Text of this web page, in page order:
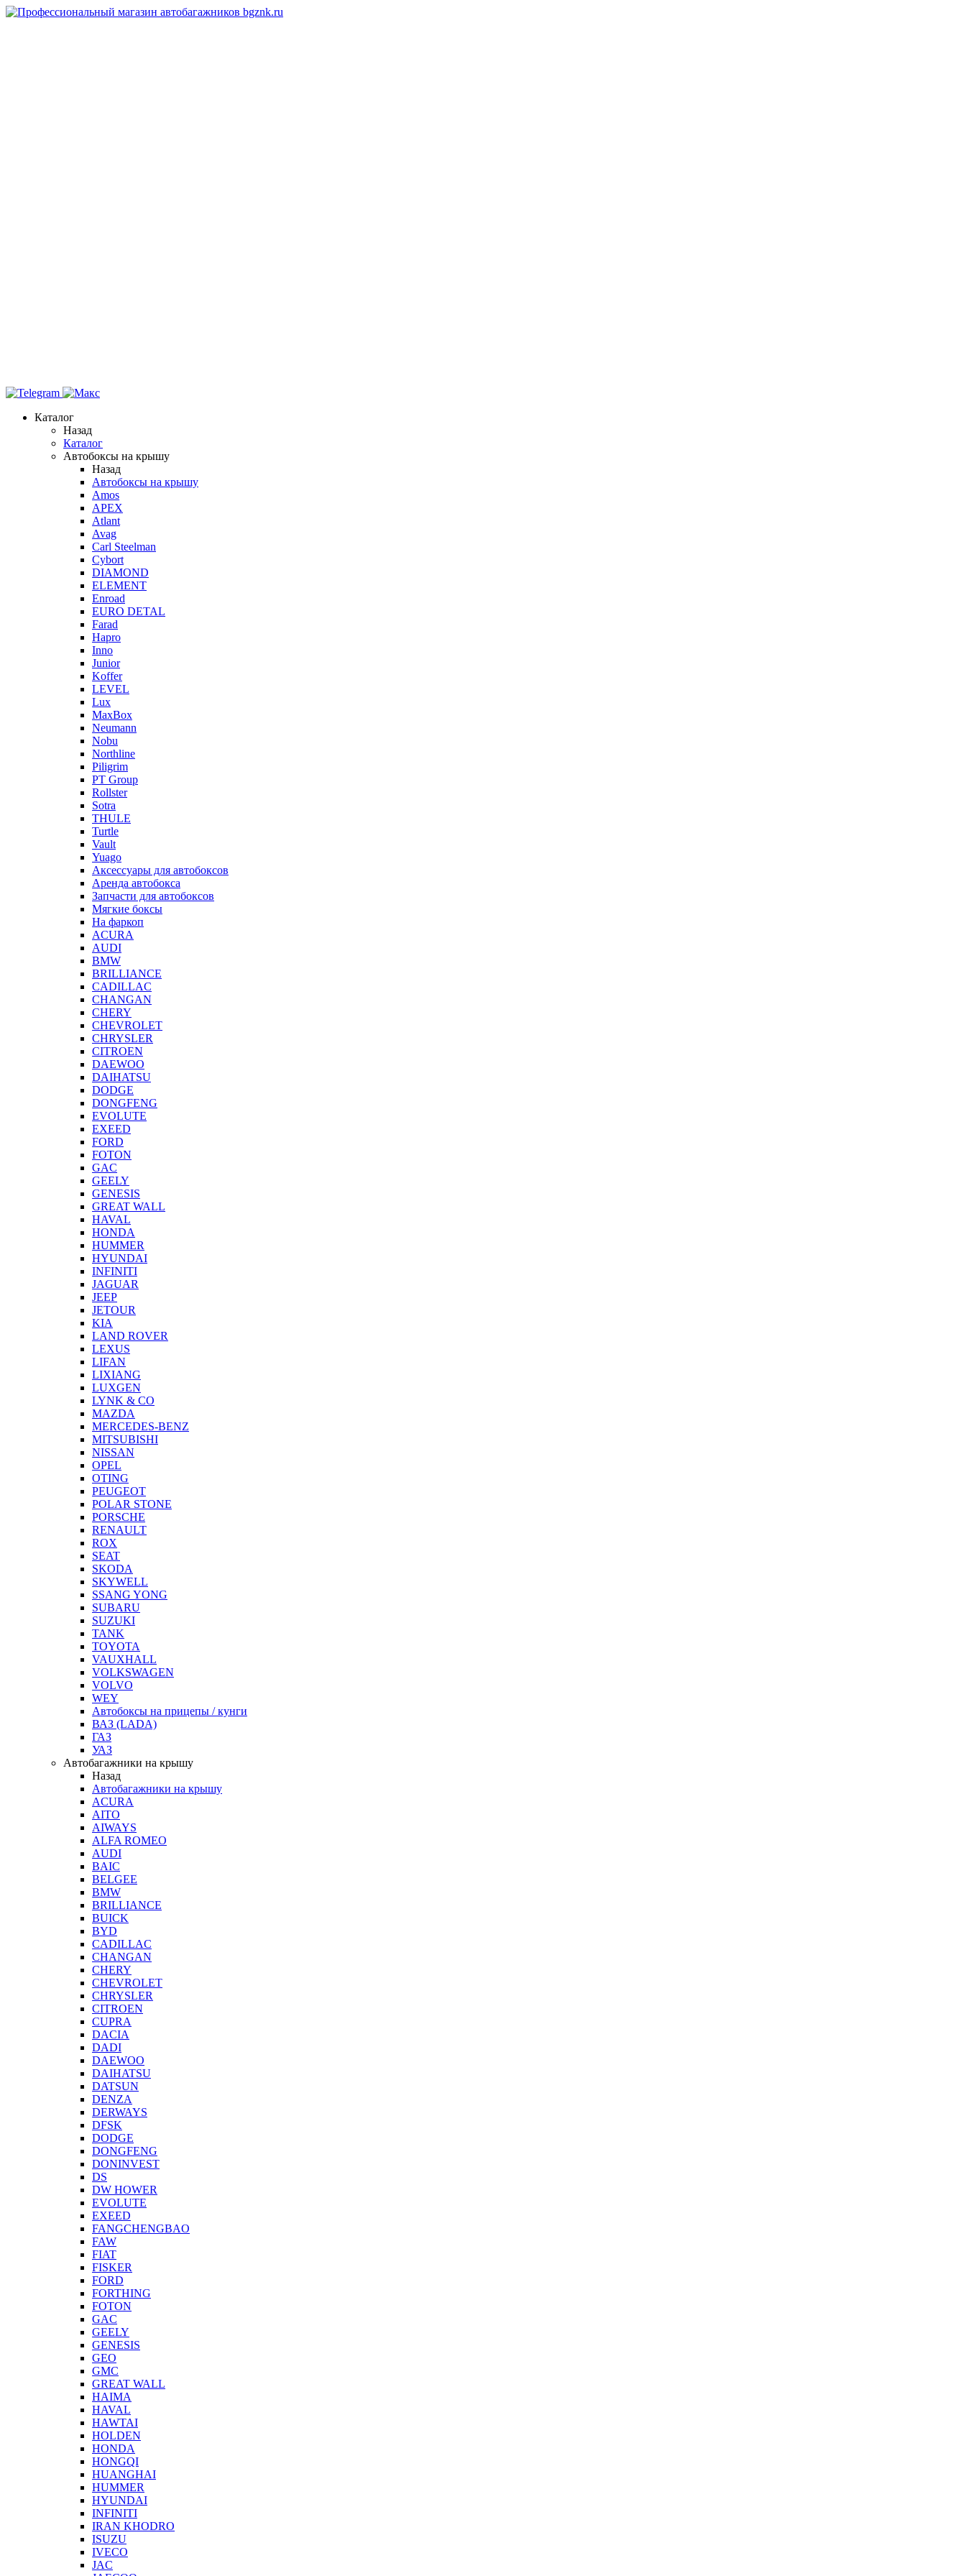
Каталог
Назад
Каталог
Автобоксы на крышу
Назад
Автобоксы на крышу
Amos
APEX
Atlant
Avag
Carl Steelman
Cybort
DIAMOND
ELEMENT
Enroad
EURO DETAL
Farad
Hapro
Inno
Junior
Koffer
LEVEL
Lux
MaxBox
Neumann
Nobu
Northline
Piligrim
PT Group
Rollster
Sotra
THULE
Turtle
Vault
Yuago
Аксессуары для автобоксов
Аренда автобокса
Запчасти для автобоксов
Мягкие боксы
На фаркоп
ACURA
AUDI
BMW
BRILLIANCE
CADILLAC
CHANGAN
CHERY
CHEVROLET
CHRYSLER
CITROEN
DAEWOO
DAIHATSU
DODGE
DONGFENG
EVOLUTE
EXEED
FORD
FOTON
GAC
GEELY
GENESIS
GREAT WALL
HAVAL
HONDA
HUMMER
HYUNDAI
INFINITI
JAGUAR
JEEP
JETOUR
KIA
LAND ROVER
LEXUS
LIFAN
LIXIANG
LUXGEN
LYNK & CO
MAZDA
MERCEDES-BENZ
MITSUBISHI
NISSAN
OPEL
OTING
PEUGEOT
POLAR STONE
PORSCHE
RENAULT
ROX
SEAT
SKODA
SKYWELL
SSANG YONG
SUBARU
SUZUKI
TANK
TOYOTA
VAUXHALL
VOLKSWAGEN
VOLVO
WEY
Автобоксы на прицепы / кунги
ВАЗ (LADA)
ГАЗ
УАЗ
Автобагажники на крышу
Назад
Автобагажники на крышу
ACURA
AITO
AIWAYS
ALFA ROMEO
AUDI
BAIC
BELGEE
BMW
BRILLIANCE
BUICK
BYD
CADILLAC
CHANGAN
CHERY
CHEVROLET
CHRYSLER
CITROEN
CUPRA
DACIA
DADI
DAEWOO
DAIHATSU
DATSUN
DENZA
DERWAYS
DFSK
DODGE
DONGFENG
DONINVEST
DS
DW HOWER
EVOLUTE
EXEED
FANGCHENGBAO
FAW
FIAT
FISKER
FORD
FORTHING
FOTON
GAC
GEELY
GENESIS
GEO
GMC
GREAT WALL
HAIMA
HAVAL
HAWTAI
HOLDEN
HONDA
HONGQI
HUANGHAI
HUMMER
HYUNDAI
INFINITI
IRAN KHODRO
ISUZU
IVECO
JAC